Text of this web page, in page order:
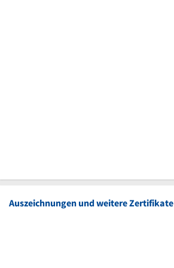
Auszeichnungen und weitere Zertifikate